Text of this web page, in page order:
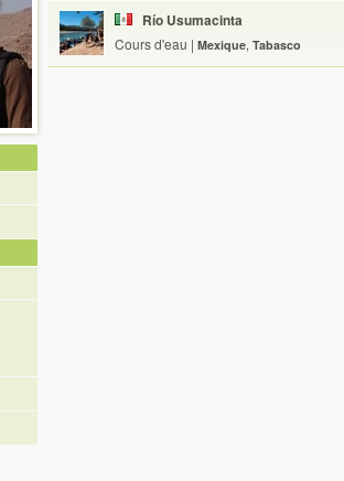
Río Usumacinta
Cours d'eau | Mexique, Tabasco